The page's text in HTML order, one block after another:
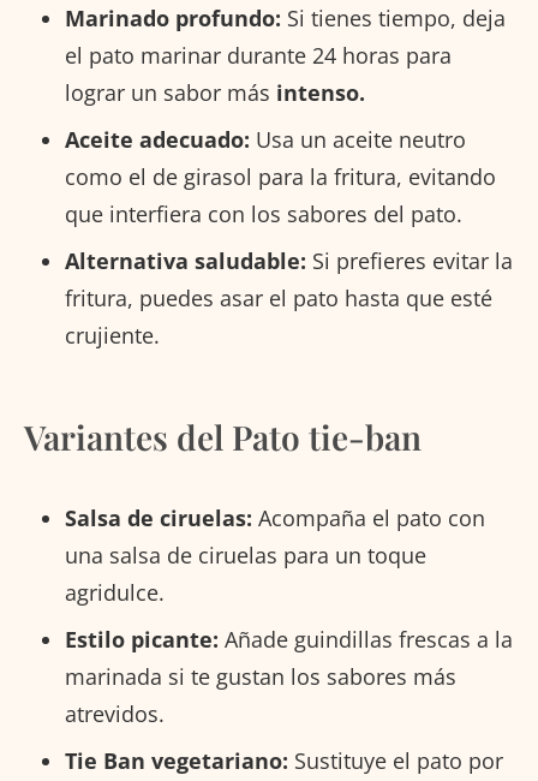
Marinado profundo: Si tienes tiempo, deja
el pato marinar durante 24 horas para
lograr un sabor más intenso.
Aceite adecuado: Usa un aceite neutro
como el de girasol para la fritura, evitando
que interfiera con los sabores del pato.
Alternativa saludable: Si prefieres evitar la
fritura, puedes asar el pato hasta que esté
crujiente.
Variantes del Pato tie-ban
Salsa de ciruelas: Acompaña el pato con
una salsa de ciruelas para un toque
agridulce.
Estilo picante: Añade guindillas frescas a la
marinada si te gustan los sabores más
atrevidos.
Tie Ban vegetariano: Sustituye el pato por